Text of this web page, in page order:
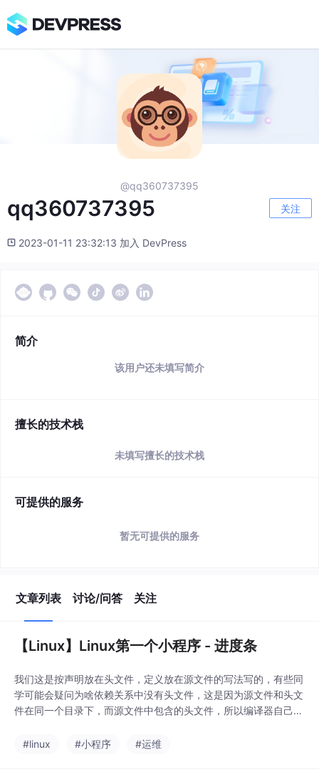
@qq360737395
qq360737395 关注
2023-01-11 23:32:13 加入 DevPress
简介
该用户还未填写简介
擅长的技术栈
未填写擅长的技术栈
可提供的服务
暂无可提供的服务
文章列表 讨论/问答 关注
【Linux】Linux第一个小程序 - 进度条
我们这是按声明放在头文件，定义放在源文件的写法写的，有些同
学可能会疑问为啥依赖关系中没有头文件，这是因为源文件和头文
件在同一个目录下，而源文件中包含的头文件，所以编译器自己能
终端）的 IO 次数，平衡高速内存与低速外设之间的读写速度差，
#linux #小程序 #运维